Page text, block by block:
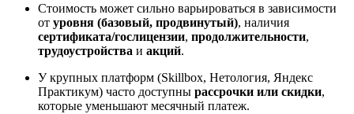
Стоимость может сильно варьироваться в зависимости
от уровня (базовый, продвинутый), наличия
сертификата/гослицензии, продолжительности,
трудоустройства и акций.
У крупных платформ (Skillbox, Нетология, Яндекс
Практикум) часто доступны рассрочки или скидки,
которые уменьшают месячный платеж.